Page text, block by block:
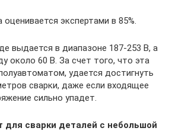
экспертами в 85%.
выдается в диапазоне 187-253 В, а
около 60 В. За счет того, что эта
удается достигнуть
сварки, даже если входящее
сильно упадет.
для сварки деталей с небольшой